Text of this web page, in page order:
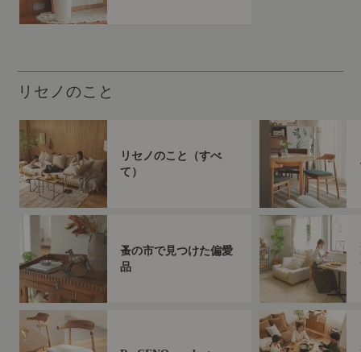
リセノのこと
リセノのこと（すべ
て）
蚤の市で見つけた偏愛
品